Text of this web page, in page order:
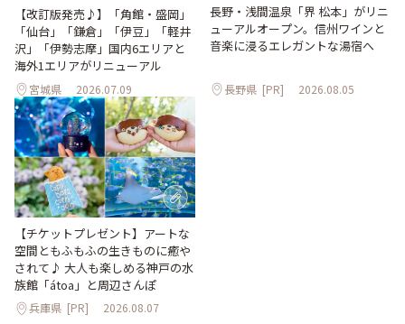
【改訂版発売♪】「角館・盛岡」
「仙台」「鎌倉」「伊豆」「軽井
沢」「伊勢志摩」国内6エリアと
海外1エリアがリニューアル
宮城県 2026.07.09
長野・浅間温泉「界 松本」がリニ
ューアルオープン。信州ワインと
音楽に浸るエレガントな湯宿へ
長野県 [PR] 2026.08.05
【チケットプレゼント】アートな
空間ともふもふの生きものに癒や
されて♪ 大人も楽しめる神戸の水
族館「átoa」と周辺さんぽ
兵庫県 [PR] 2026.08.07